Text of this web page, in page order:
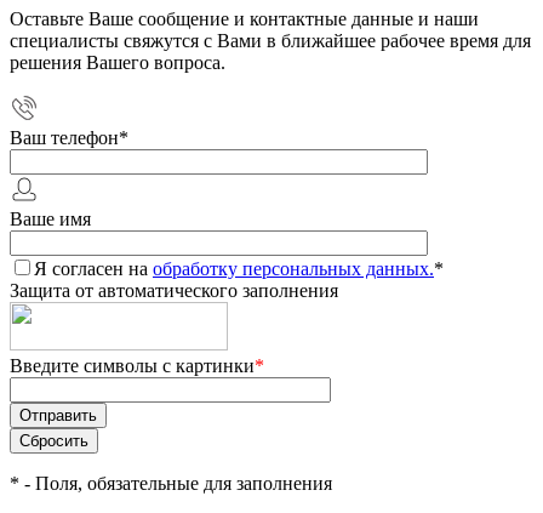
Оставьте Ваше сообщение и контактные данные и наши
специалисты свяжутся с Вами в ближайшее рабочее время для
решения Вашего вопроса.
Ваш телефон*
Ваше имя
Я согласен на обработку персональных данных.*
Защита от автоматического заполнения
Введите символы с картинки*
* - Поля, обязательные для заполнения